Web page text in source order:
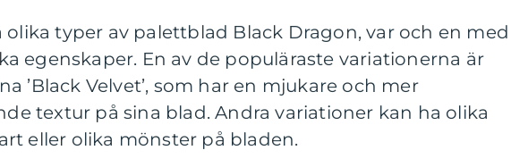
olika typer av palettblad Black Dragon, var och en med
egenskaper. En av de populäraste variationerna är
’Black Velvet’, som har en mjukare och mer
textur på sina blad. Andra variationer kan ha olika
eller olika mönster på bladen.